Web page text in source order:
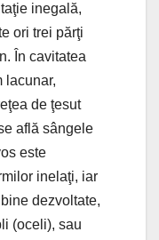
inegală,
ori trei părţi
În cavitatea
lacunar,
de ţesut
află sângele
este
inelaţi, iar
dezvoltate,
(oceli), sau